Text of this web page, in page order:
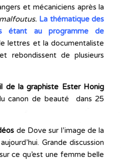
et mécaniciens après la
La thématique des
étant au programme de
lettres et la documentaliste
rebondissent de plusieurs
de la graphiste Ester Honig
canon de beauté dans 25
de Dove sur l’image de la
Grande discussion
ce qu’est une femme belle